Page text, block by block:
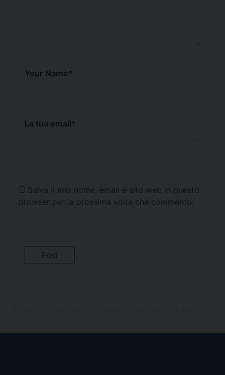
Your Name*
La tua email*
Salva il mio nome, email e sito web in questo
browser per la prossima volta che commento.